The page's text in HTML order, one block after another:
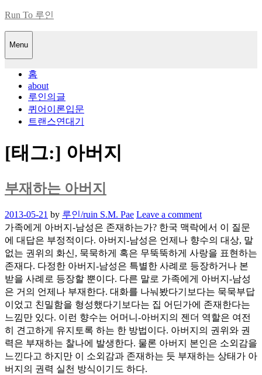
Skip
content
Run To 루인
Menu
홈
about
루인의글
퀴어이론입문
트랜스연대기
[태그:] 아버지
부재하는 아버지
Posted
on
2013-05-21 by 루인/ruin S.M. Pae Leave a comment
가족에게 아버지-남성은 존재하는가? 한국 맥락에서 이 질문
에 대답은 부정적이다. 아버지-남성은 언제나 향수의 대상, 말
없는 권위의 화신, 묵묵하게 혹은 무뚝뚝하게 사랑을 표현하는
존재다. 다정한 아버지-남성은 특별한 사례로 등장하거나 본
받을 사례로 등장할 뿐이다. 다른 말로 가족에게 아버지-남성
은 거의 언제나 부재한다. 대화를 나눠봤다기보다는 묵묵부답
이었고 친밀함을 형성했다기보다는 집 어딘가에 존재한다는
느낌만 있다. 이런 향수는 어머니-아버지의 젠더 역할은 여전
히 견고하게 유지토록 하는 한 방법이다. 아버지의 권위와 권
력은 부재하는 찰나에 발생한다. 물론 아버지 본인은 소외감을
느낀다고 하지만 이 소외감과 존재하는 듯 부재하는 상태가 아
버지의 권력 실천 방식이기도 하다.